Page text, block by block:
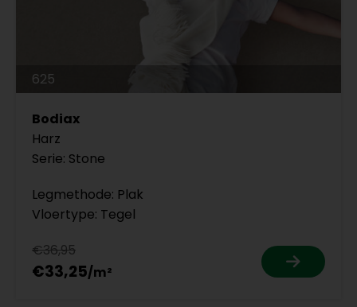
625
Bodiax
Harz
Serie: Stone
Legmethode: Plak
Vloertype: Tegel
€36,95
€33,25